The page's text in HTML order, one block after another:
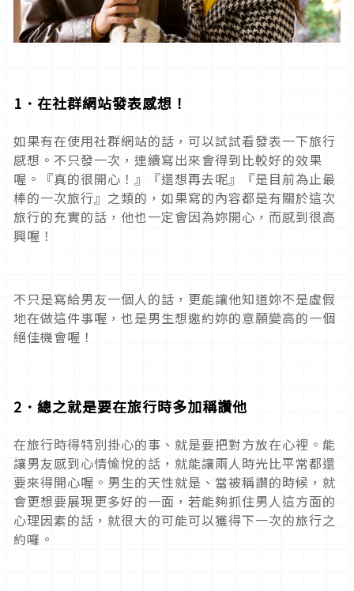
1．在社群網站發表感想！
如果有在使用社群網站的話，可以試試看發表一下旅行
感想。不只發一次，連續寫出來會得到比較好的效果
喔。『真的很開心！』『還想再去呢』『是目前為止最
棒的一次旅行』之類的，如果寫的內容都是有關於這次
旅行的充實的話，他也一定會因為妳開心，而感到很高
興喔！
不只是寫給男友一個人的話，更能讓他知道妳不是虛假
地在做這件事喔，也是男生想邀約妳的意願變高的一個
絕佳機會喔！
2 ． 總之就是要在旅行時多加稱讚他
在旅行時得特別掛心的事、就是要把對方放在心裡。能
讓男友感到心情愉悅的話，就能讓兩人時光比平常都還
要來得開心喔。男生的天性就是、當被稱讚的時候，就
會更想要展現更多好的一面，若能夠抓住男人這方面的
心理因素的話，就很大的可能可以獲得下一次的旅行之
約囉。